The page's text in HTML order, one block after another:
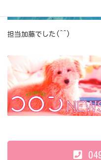
担当加藤でした(^^)